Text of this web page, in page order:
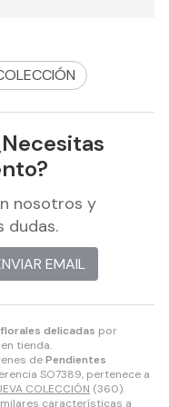
delicadas por
tienda.
dePendientes
SO7389, pertenece a
COLECCIÓN (360).
características a
nosotros y
dudas.
EMAIL